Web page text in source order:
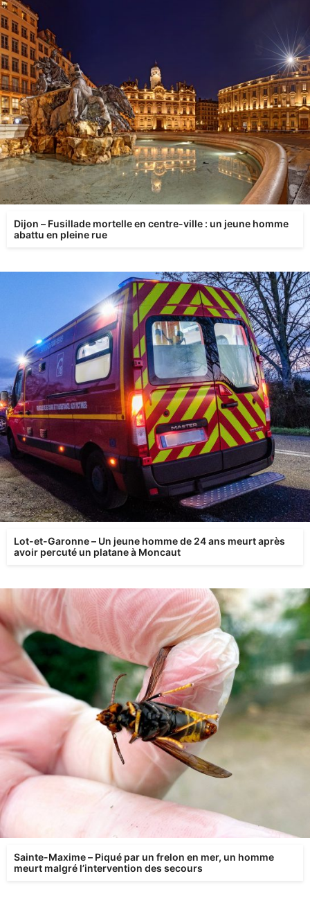
Dijon – Fusillade mortelle en centre-ville : un jeune homme
abattu en pleine rue
Lot-et-Garonne – Un jeune homme de 24 ans meurt après
avoir percuté un platane à Moncaut
Sainte-Maxime – Piqué par un frelon en mer, un homme
meurt malgré l’intervention des secours